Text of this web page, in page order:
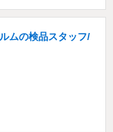
ムの検品スタッフ/